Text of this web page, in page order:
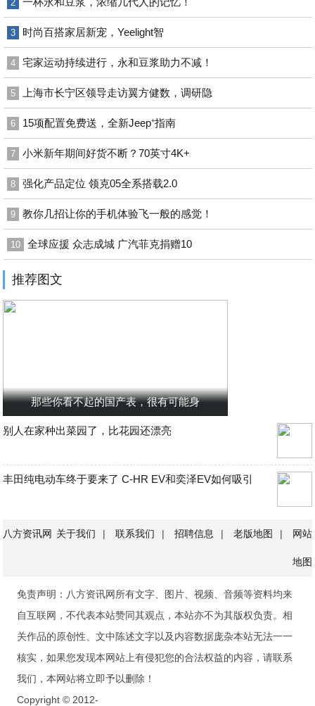
2
3 时尚百搭家居新宠，Yeelight智
4 宅家运动持续进行，永和豆浆助力不减！
5 上海市长宁区领导走访翼方健数，调研隐
6 15项配置免费送，全新Jeep⁺指南
7 小米新年期间好货不断？70英寸4K+
8 强化产品定位 领克05全系搭载2.0
9 教你几招让你的手机体验飞一般的感觉！
10 全球应援 众志成城 广汽菲克捐赠10
推荐图文
那些你看不起的国产表，很有可能身
别人在家种出菜园了，比花园还漂亮
丰田纯电动车终于要来了 C-HR EV和奕泽EV如何吸引
八方资讯网 关于我们 | 联系我们 | 招聘信息 | 老版地图 | 网站
地图
免责声明：八方资讯网所有文字、图片、视频、音频等资料均来
自互联网，不代表本站赞同其观点，本站亦不为其版权负责。相
关作品的原创性、文中陈述文字以及内容数据庞杂本站无法一一
核实，如果您发现本网站上有侵犯您的合法权益的内容，请联系
我们，本网站将立即予以删除！
Copyright © 2012-